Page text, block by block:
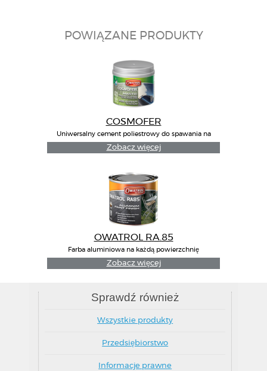
POWIĄZANE PRODUKTY
COSMOFER
Uniwersalny cement poliestrowy do spawania na
zimno
Zobacz więcej
OWATROL RA.85
Farba aluminiowa na każdą powierzchnię
Zobacz więcej
Sprawdź również
Wszystkie produkty
Przedsiębiorstwo
Informacje prawne